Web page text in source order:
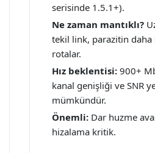
serisinde 1.5.1+).
Ne zaman mantıklı?
tekil link, parazitin
rotalar.
Hız beklentisi: 900+
kanal genişliği ve SNR
mümkündür.
Önemli: Dar huzme
hizalama kritik.